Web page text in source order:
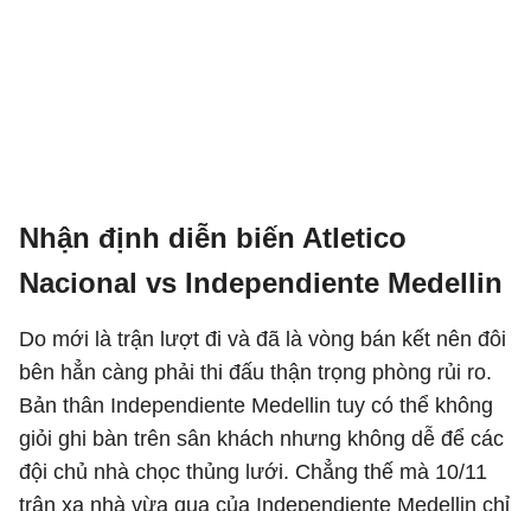
Nhận định diễn biến Atletico
Nacional vs Independiente Medellin
Do mới là trận lượt đi và đã là vòng bán kết nên đôi
bên hẳn càng phải thi đấu thận trọng phòng rủi ro.
Bản thân Independiente Medellin tuy có thể không
giỏi ghi bàn trên sân khách nhưng không dễ để các
đội chủ nhà chọc thủng lưới. Chẳng thế mà 10/11
trận xa nhà vừa qua của Independiente Medellin chỉ